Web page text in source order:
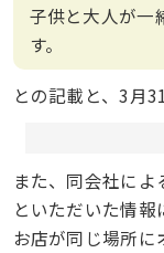
子供と大人が一
す。
との記載と、3月
また、同会社によ
といただいた情
お店が同じ場所に